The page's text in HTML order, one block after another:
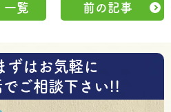
一覧 前の記事
ずはお気軽に
でご相談下さい!!